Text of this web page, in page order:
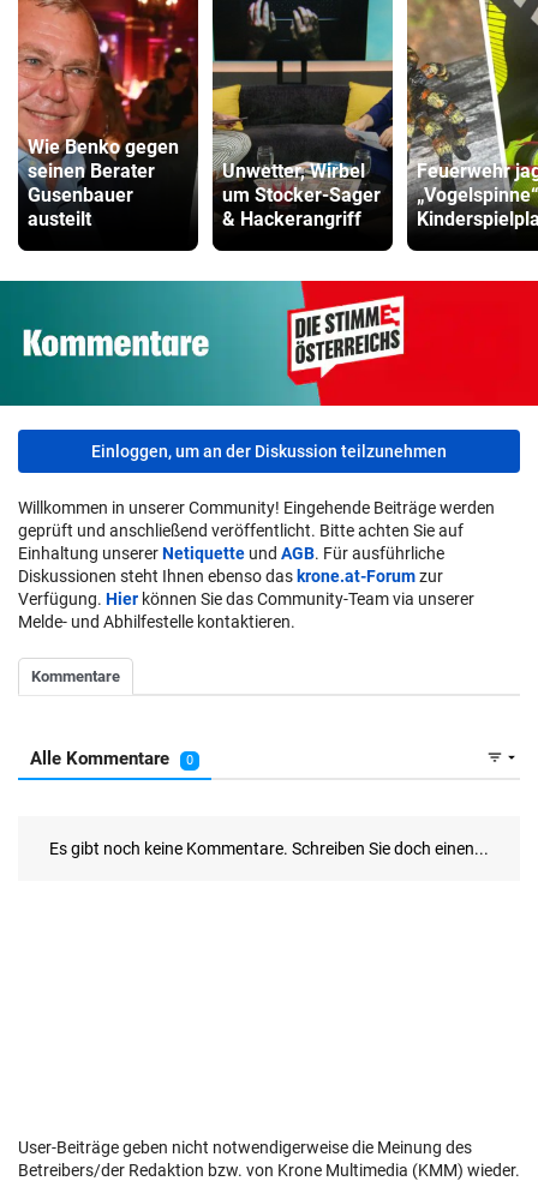
Kinderfahrrad Vergleich
ZUM VERGLEICH
Wie Benko gegen
seinen Berater
Gusenbauer
austeilt
Unwetter, Wirbel
um Stocker-Sager
& Hackerangriff
Feuerwehr
Einloggen, um an der Diskussion teilzunehmen
Willkommen in unserer Community! Eingehende Beiträge werden
geprüft und anschließend veröffentlicht. Bitte achten Sie auf
Einhaltung unsererNetiquette und AGB. Für ausführliche
Diskussionen steht Ihnen ebenso das krone.at-Forumzur
Verfügung. Hier können Sie das Community-Team via unserer
Melde- und Abhilfestelle kontaktieren.
User-Beiträge geben nicht notwendigerweise die Meinung des
Betreibers/der Redaktion bzw. von Krone Multimedia (KMM) wieder.